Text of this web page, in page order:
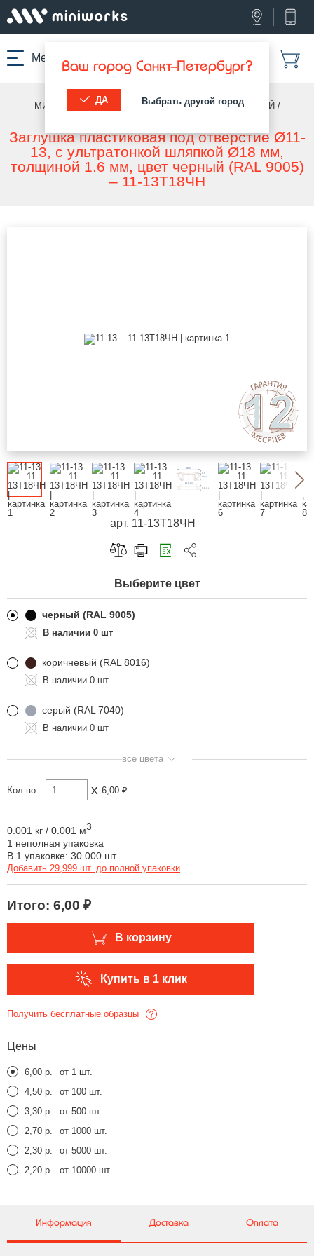
Меню Ваш город Санкт-Петербург?
ДА Выбрать другой город
МИНИВОРКС ПРО УЛЬТРАТОНКИЕ ДЛЯ ОТВЕРСТИЙ /
УЛЬТРАТОНКИЕ ПОД ОТВЕРСТИЕ
Заглушка пластиковая под отверстие Ø11-
13, с ультратонкой шляпкой Ø18 мм,
толщиной 1.6 мм, цвет черный (RAL 9005)
– 11-13Т18ЧН
арт. 11-13Т18ЧН
Скопировать ссылку
Telegram
Выберите цвет
черный (RAL 9005)
0 шт
коричневый (RAL 8016)
0 шт
серый (RAL 7040)
0 шт
все цвета
Кол-во: x 6,00 ₽
0.001 кг / 0.001 м3
1 неполная упаковка
В 1 упаковке: 30 000 шт.
Добавить 29,999 шт. до полной упаковки
Итого: 6,00 ₽
В корзину
Купить в 1 клик
Получить бесплатные образцы
Цены
6,00 р.
от 1 шт.
4,50 р.
от 100 шт.
3,30 р.
от 500 шт.
2,70 р.
от 1000 шт.
2,30 р.
от 5000 шт.
2,20 р.
от 10000 шт.
Информация Доставка Оплата